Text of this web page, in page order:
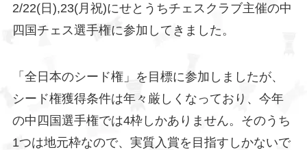
2/22(日),23(月祝)にせとうちチェスクラブ主催の中
四国チェス選手権に参加してきました。
「全日本のシード権」を目標に参加しましたが、
シード権獲得条件は年々厳しくなっており、今年
の中四国選手権では4枠しかありません。そのうち
1つは地元枠なので、実質入賞を目指すしかないで